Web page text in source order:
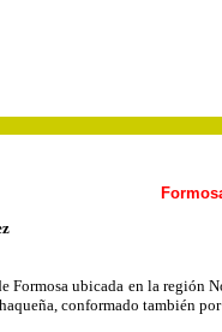
Formosa ubicada en la región
conformado también